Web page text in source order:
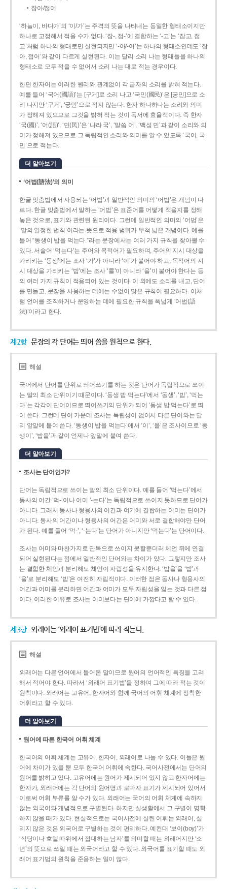
잡아/접어
‘하늘이, 바다가’의 ‘이/가’는 주격의 뜻을 나타내는 동일한 형태소이지만
하나로 고정해서 적을 수가 없다. ‘잡-, 접-’에 결합하는 ‘-고’는 ‘잡고, 접
고’처럼 하나의 형태로만 실현되지만 ‘-아/-어’는 하나의 형태소인데도 ‘잡
아, 접어’와 같이 다르게 실현된다. 이는 달리 소리 나는 형태들을 하나의
형태소로 모두 적을 수 없어서 소리 나는 대로 적는 경우이다.
한편 한자어는 이러한 원리와 관계없이 각 글자의 소리를 밝혀 적는다.
예를 들어 ‘국어(國語)’는 [구거]로 소리 나고 ‘국민(國民)’은 [궁민]으로 소
리 나지만 ‘구거’, ‘궁민’으로 적지 않는다. 한자 하나하나는 소리와 의미
가 정해져 있으므로 그것을 밝혀 적는 것이 독서에 효율적이다. 즉 한자
‘국(國)’, ‘어(語)’, ‘민(民)’은 ‘나라 국’, ‘말씀 어’, ‘백성 민’과 같이 소리와 의
미가 정해져 있으므로 그 독립적인 소리와 의미를 알 수 있도록 ‘국어, 국
민’으로 적는다.
더 알아보기
‘어법(語法)’의 의미
한글 맞춤법에서 사용되는 ‘어법’과 일반적인 의미의 ‘어법’은 개념이 다
르다. 한글 맞춤법에서 말하는 ‘어법’은 표준어를 어떻게 적을지를 정해
놓은 것으로, 표기와 관련된 원리이다. 그런데 일반적인 의미의 ‘어법’은
‘말의 일정한 법칙’이라는 뜻으로 적용 범위가 무척 넓은 개념이다. 예를
들어 “동생이 밥을 먹는다.”라는 문장에서는 여러 가지 규칙을 찾아볼 수
있다. 서술어 ‘먹는다’는 주어와 목적어가 필요하며, 주어의 지시 대상을
가리키는 ‘동생’에는 조사 ‘가’가 아니라 ‘이’가 붙어야 하고, 목적어의 지
시 대상을 가리키는 ‘밥’에는 조사 ‘를’이 아니라 ‘을’이 붙어야 한다는 등
의 여러 가지 규칙이 적용되어 있는 것이다. 이 외에도 소리를 내고, 단어
를 만들고, 문장을 사용하는 데에는 수없이 많은 규칙이 필요하다. 이처
럼 언어를 조직하거나 운영하는 데에 필요한 규칙을 폭넓게 ‘어법(語
法)’이라고 한다.
제2항 문장의 각 단어는 띄어 씀을 원칙으로 한다.
해설
국어에서 단어를 단위로 띄어쓰기를 하는 것은 단어가 독립적으로 쓰이
는 말의 최소 단위이기 때문이다. ‘동생 밥 먹는다’에서 ‘동생’, ‘밥’, ‘먹는
다’는 각각이 단어이므로 띄어쓰기의 단위가 되어 ‘동생 밥 먹는다’로 띄
어 쓴다. 그런데 단어 가운데 조사는 독립성이 없어서 다른 단어와는 달
리 앞말에 붙여 쓴다. ‘동생이 밥을 먹는다’에서 ‘이’, ‘을’은 조사이므로 ‘동
생이’, ‘밥을’과 같이 언제나 앞말에 붙여 쓴다.
더 알아보기
조사는 단어인가?
단어는 독립적으로 쓰이는 말의 최소 단위이다. 예를 들어 ‘먹는다’에서
동사의 어간 ‘먹-­’이나 어미 ‘­-는다’는 독립적으로 쓰이지 못하므로 단어가
아니다. 그래서 동사나 형용사의 어간과 여기에 결합하는 어미는 단어가
아니다. 동사의 어간이나 형용사의 어간은 어미와 서로 결합해야만 단어
가 된다. 예를 들어 ‘먹-’, ‘-는다’는 단어가 아니지만 ‘먹는다’는 단어이다.
조사는 어미와 마찬가지로 단독으로 쓰이지 못할뿐더러 체언 뒤에 연결
되어 실현된다는 점에서 일반적인 단어와는 차이가 있다. 그렇지만 조사
는 결합한 체언과 분리해도 체언이 자립성을 유지한다. ‘밥을’을 ‘밥’과
‘을’로 분리해도 ‘밥’은 여전히 자립적이다. 이러한 점은 동사나 형용사의
어간과 어미를 분리하면 어간과 어미가 모두 자립성을 잃는 것과 다른 점
이다. 이러한 이유로 조사는 어미보다는 단어에 가깝다고 할 수 있다.
제3항 외래어는 ‘외래어 표기법’에 따라 적는다.
해설
외래어는 다른 언어에서 들어온 말이므로 원어의 언어적인 특징을 고려
해서 적어야 한다. 따라서 ‘외래어 표기법’을 정하여 그에 따라 적는 것이
원칙이다. 외래어는 고유어, 한자어와 함께 국어의 어휘 체계에 정착한
어휘라고 할 수 있다.
더 알아보기
원어에 따른 한국어 어휘 체계
한국어의 어휘 체계는 고유어, 한자어, 외래어로 나눌 수 있다. 이들은 원
어에 차이가 있을 뿐 모두 한국어 어휘에 속한다. 국어사전에서는 단어의
원어를 밝히고 있다. 고유어에는 원어가 제시되어 있지 않고 한자어에는
한자가, 외래어에는 각 단어의 원어명과 로마자 표기가 제시되어 있어서
이로써 어휘 부류를 알 수가 있다. 외래어는 국어의 어휘 체계에 속하지
않는 외국어와 개념적으로 구별된다. 하지만 실생활에서 그 구별이 명확
하지 않을 때가 있다. 현실적으로는 국어사전에 실린 어휘는 외래어, 실
리지 않은 것은 외국어로 구별하는 것이 편리하다. 예컨대 ‘보이(boy)’가
‘식당이나 호텔 따위에서 접대하는 남자’를 의미할 때는 외래어지만 ‘소
년’의 뜻으로 쓰일 때는 외국어라고 할 수 있다. 외국어를 표기할 때도 외
래어 표기법의 원칙을 준용하는 일이 많다.